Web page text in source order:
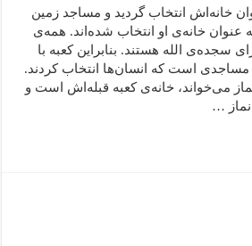
خانه‌اش انتخاب گردید و مساجد زمین
به عنوان خانه‌ی او انتخاب شده‌اند. همه‌ی
سجده‌ی الله هستند. بنابراین کعبه با
مساجدی است که انسان‌ها انتخاب کردند.
می‌خواند، خانه‌ی کعبه قبله‌اش است و
…